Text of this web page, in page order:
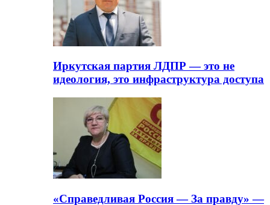
Иркутская партия ЛДПР — это не
идеология, это инфраструктура доступа
«Справедливая Россия — За правду» —